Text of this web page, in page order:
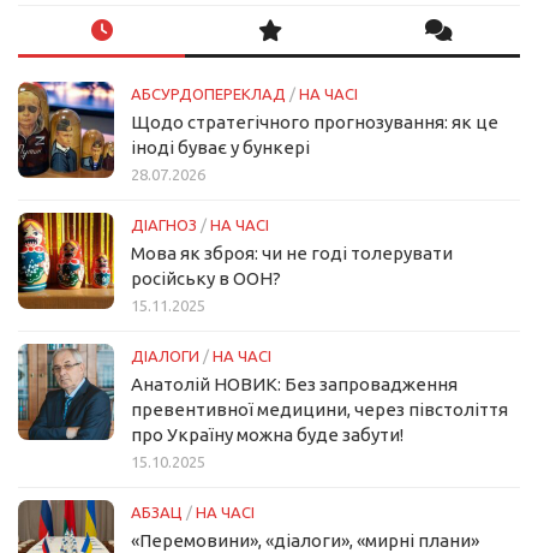
АБСУРДОПЕРЕКЛАД / НА ЧАСІ
Щодо стратегічного прогнозування: як це
іноді буває у бункері
28.07.2026
ДІАГНОЗ / НА ЧАСІ
Мова як зброя: чи не годі толерувати
російську в ООН?
15.11.2025
ДІАЛОГИ / НА ЧАСІ
Анатолій НОВИК: Без запровадження
превентивної медицини, через півстоліття
про Україну можна буде забути!
15.10.2025
АБЗАЦ / НА ЧАСІ
«Перемовини», «діалоги», «мирні плани»